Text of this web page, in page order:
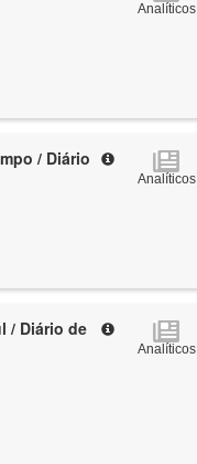
Analíticos
/ Diário
Analíticos
/ Diário de
Analíticos